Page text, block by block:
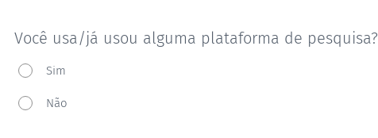
Você usa/já usou alguma plataforma de pesquisa?
Você
usa/já
usou
Sim
Não